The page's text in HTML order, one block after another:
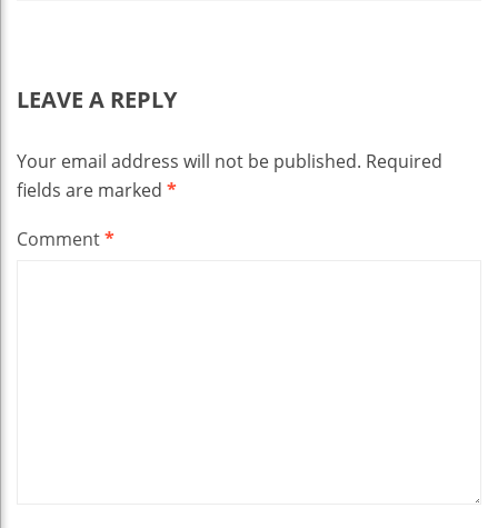
LEAVE A REPLY
Your email address will not be published. Required
fields are marked *
Comment*